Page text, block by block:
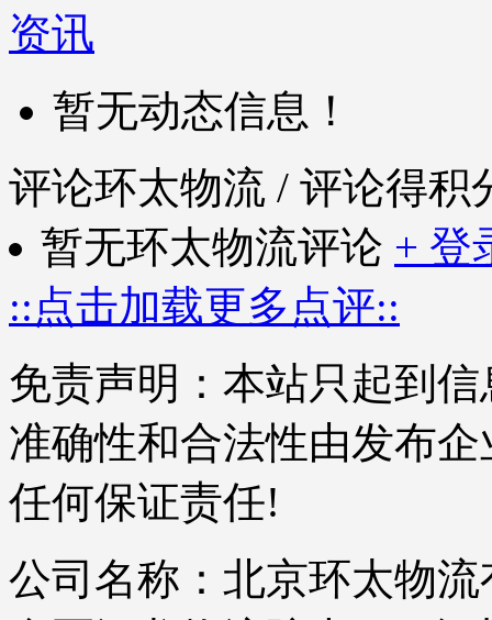
资讯
暂无动态信息！
评论环太物流 / 评论得积
暂无环太物流评论 + 登
::点击加载更多点评::
免责声明：本站只起到
准确性和合法性由发布
任何保证责任!
公司名称：北京环太物